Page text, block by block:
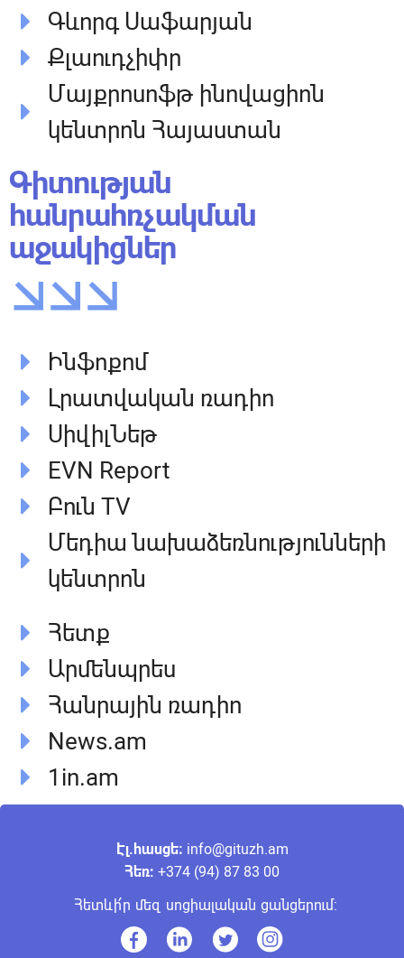
Գևորգ Սաֆարյան
Քլաուդչիփր
Մայքրոսոֆթ ինովացիոն
կենտրոն Հայաստան
Գիտության
հանրահռչակման
աջակիցներ
Ինֆոքոմ
Լրատվական ռադիո
ՍիվիլՆեթ
EVN Report
Բուն TV
Մեդիա նախաձեռնությունների
կենտրոն
Հետք
Արմենպրես
Հանրային ռադիո
News.am
1in.am
Էլ.հասցե։ info@gituzh.am
Հեռ: +374 (94) 87 83 00
Հետևի՛ր մեզ սոցիալական ցանցերում: